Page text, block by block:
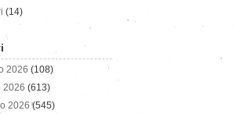
(14)
2026 (108)
2026 (613)
2026 (545)